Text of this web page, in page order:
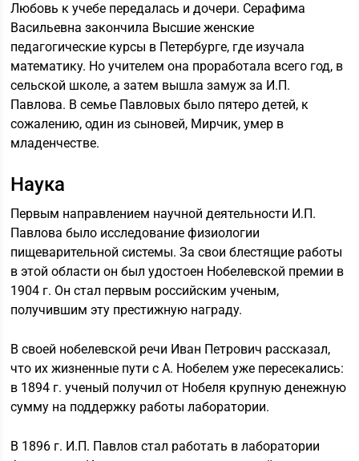
Любовь к учебе передалась и дочери. Серафима
Васильевна закончила Высшие женские
педагогические курсы в Петербурге, где изучала
математику. Но учителем она проработала всего год, в
сельской школе, а затем вышла замуж за И.П.
Павлова. В семье Павловых было пятеро детей, к
сожалению, один из сыновей, Мирчик, умер в
младенчестве.
Наука
Первым направлением научной деятельности И.П.
Павлова было исследование физиологии
пищеварительной системы. За свои блестящие работы
в этой области он был удостоен Нобелевской премии в
1904 г. Он стал первым российским ученым,
получившим эту престижную награду.
В своей нобелевской речи Иван Петрович рассказал,
что их жизненные пути с А. Нобелем уже пересекались:
в 1894 г. ученый получил от Нобеля крупную денежную
сумму на поддержку работы лаборатории.
В 1896 г. И.П. Павлов стал работать в лаборатории